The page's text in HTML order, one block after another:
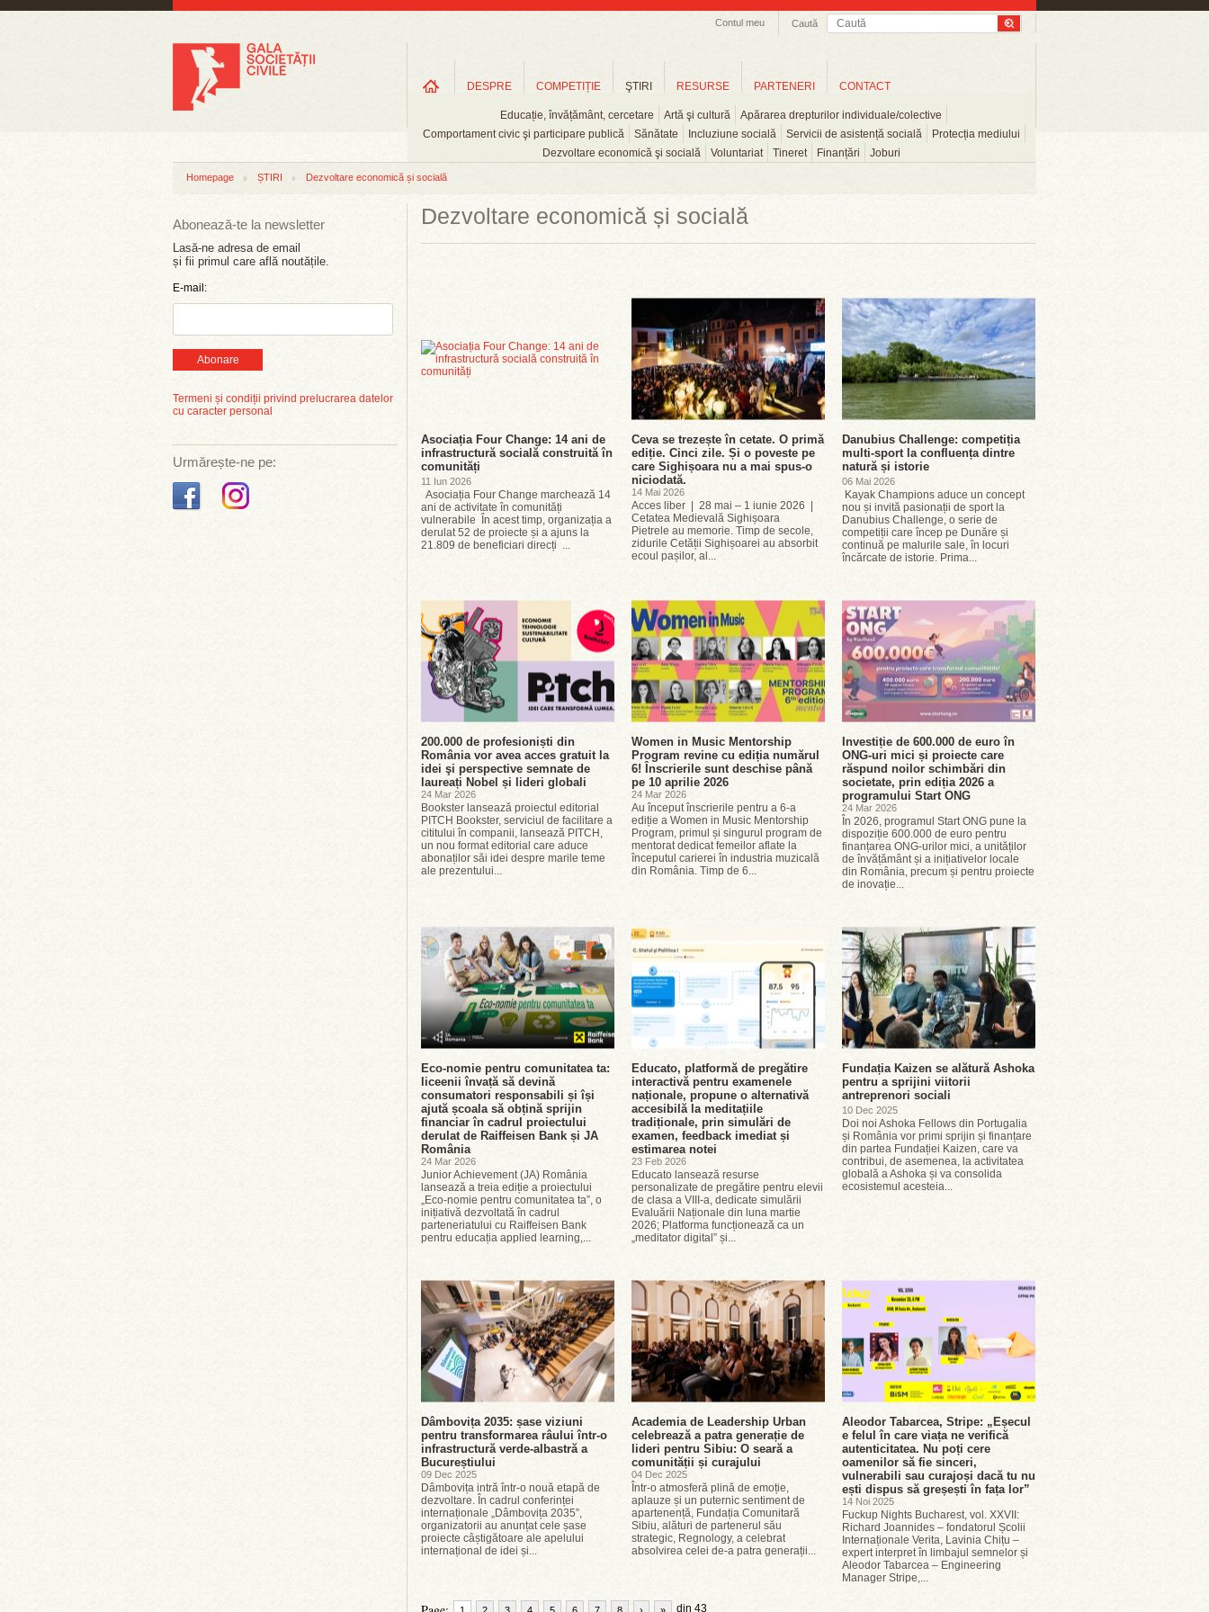
Caută
Contul meu
DESPRE COMPETIȚIE ŞTIRI
Educație, învățământ, cercetare Artă şi cultură
Apărarea drepturilor individuale/colective
Comportament civic şi participare publică
Sănătate Incluziune socială Servicii de asistență socială
Protecția mediului
Dezvoltare economică şi socială
Voluntariat Tineret Finanțări Joburi
RESURSE PARTENERI CONTACT
Homepage ȘTIRI Dezvoltare economică și socială
Abonează-te la newsletter
Lasă-ne adresa de email
și fii primul care află noutățile.
E-mail:
Abonare
Termeni și condiții privind prelucrarea datelor
cu caracter personal
Urmărește-ne pe:
Dezvoltare economică și socială
Asociația Four Change: 14 ani de
infrastructură socială construită în
comunități
11 Iun 2026
Asociația Four Change marchează 14
ani de activitate în comunități
vulnerabile În acest timp, organizația a
derulat 52 de proiecte și a ajuns la
21.809 de beneficiari direcți ...
Ceva se trezește în cetate. O primă
ediție. Cinci zile. Și o poveste pe
care Sighișoara nu a mai spus-o
niciodată.
14 Mai 2026
Acces liber | 28 mai – 1 iunie 2026 |
Cetatea Medievală Sighișoara
Pietrele au memorie. Timp de secole,
zidurile Cetății Sighișoarei au absorbit
ecoul pașilor, al...
Danubius Challenge: competiția
multi-sport la confluența dintre
natură și istorie
06 Mai 2026
Kayak Champions aduce un concept
nou și invită pasionații de sport la
Danubius Challenge, o serie de
competiții care încep pe Dunăre și
continuă pe malurile sale, în locuri
încărcate de istorie. Prima...
200.000 de profesioniști din
România vor avea acces gratuit la
idei şi perspective semnate de
laureați Nobel și lideri globali
24 Mar 2026
Bookster lansează proiectul editorial
PITCH Bookster, serviciul de facilitare a
cititului în companii, lansează PITCH,
un nou format editorial care aduce
abonaților săi idei despre marile teme
ale prezentului...
Women in Music Mentorship
Program revine cu ediția numărul
6! Înscrierile sunt deschise până
pe 10 aprilie 2026
24 Mar 2026
Au început înscrierile pentru a 6-a
ediție a Women in Music Mentorship
Program, primul și singurul program de
mentorat dedicat femeilor aflate la
începutul carierei în industria muzicală
din România. Timp de 6...
Investiție de 600.000 de euro în
ONG-uri mici și proiecte care
răspund noilor schimbări din
societate, prin ediția 2026 a
programului Start ONG
24 Mar 2026
În 2026, programul Start ONG pune la
dispoziție 600.000 de euro pentru
finanțarea ONG-urilor mici, a unităților
de învățământ și a inițiativelor locale
din România, precum și pentru proiecte
de inovație...
Eco-nomie pentru comunitatea ta:
liceenii învață să devină
consumatori responsabili și își
ajută școala să obțină sprijin
financiar în cadrul proiectului
derulat de Raiffeisen Bank și JA
România
24 Mar 2026
Junior Achievement (JA) România
lansează a treia ediție a proiectului
„Eco-nomie pentru comunitatea ta”, o
inițiativă dezvoltată în cadrul
parteneriatului cu Raiffeisen Bank
pentru educația applied learning,...
Educato, platformă de pregătire
interactivă pentru examenele
naționale, propune o alternativă
accesibilă la meditațiile
tradiționale, prin simulări de
examen, feedback imediat și
estimarea notei
23 Feb 2026
Educato lansează resurse
personalizate de pregătire pentru elevii
de clasa a VIII-a, dedicate simulării
Evaluării Naționale din luna martie
2026; Platforma funcționează ca un
„meditator digital” și...
Fundația Kaizen se alătură Ashoka
pentru a sprijini viitorii
antreprenori sociali
10 Dec 2025
Doi noi Ashoka Fellows din Portugalia
și România vor primi sprijin și finanțare
din partea Fundației Kaizen, care va
contribui, de asemenea, la activitatea
globală a Ashoka și va consolida
ecosistemul acesteia...
Dâmbovița 2035: șase viziuni
pentru transformarea râului într-o
infrastructură verde-albastră a
Bucureștiului
09 Dec 2025
Dâmbovița intră într-o nouă etapă de
dezvoltare. În cadrul conferinței
internaționale „Dâmbovița 2035”,
organizatorii au anunțat cele șase
proiecte câștigătoare ale apelului
internațional de idei și...
Academia de Leadership Urban
celebrează a patra generație de
lideri pentru Sibiu: O seară a
comunității și curajului
04 Dec 2025
Într-o atmosferă plină de emoție,
aplauze și un puternic sentiment de
apartenență, Fundația Comunitară
Sibiu, alături de partenerul său
strategic, Regnology, a celebrat
absolvirea celei de-a patra generații...
Aleodor Tabarcea, Stripe: „Eșecul
e felul în care viața ne verifică
autenticitatea. Nu poți cere
oamenilor să fie sinceri,
vulnerabili sau curajoși dacă tu nu
ești dispus să greșești în fața lor”
14 Noi 2025
Fuckup Nights Bucharest, vol. XXVII:
Richard Joannides – fondatorul Școlii
Internaționale Verita, Lavinia Chițu –
expert interpret în limbajul semnelor și
Aleodor Tabarcea – Engineering
Manager Stripe,...
din 43